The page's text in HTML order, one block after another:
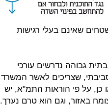
שאינם בעלי רגישות
גבוהה נדרשים עורכי
להכין נספח נופי סביבתי, שצריכים לאשר המשרד
כן, על פי הוראות התמ"א, יש
באזור, וגם הוא טרם נערך.